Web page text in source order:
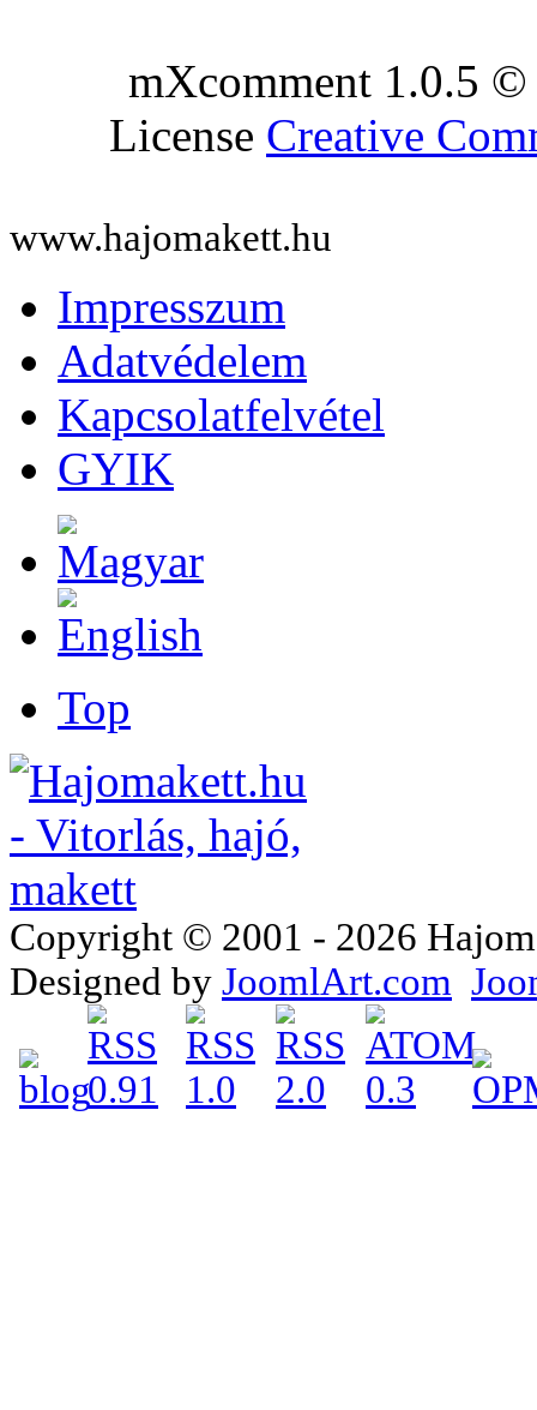
mXcomment 1.0.5
License Creative
www.hajomakett.hu
Impresszum
Adatvédelem
Kapcsolatfelvétel
GYIK
Top
Copyright © 2001 - 2026
Designed by JoomlArt.com